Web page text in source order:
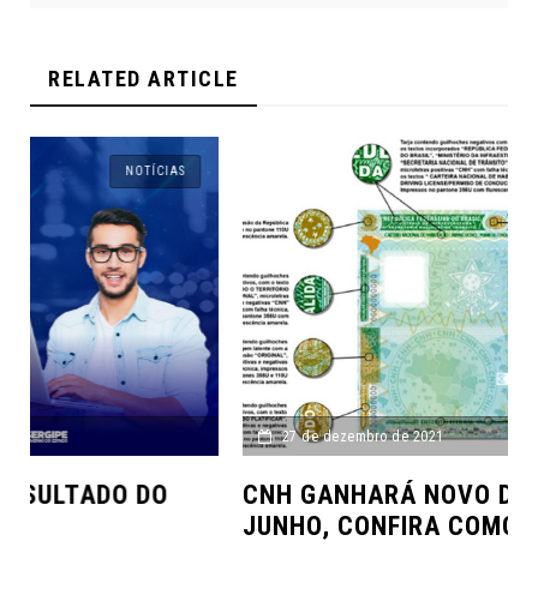
RELATED ARTICLE
AVISOS
CNH GANHARÁ NOVO DESENHO EM
JUNHO, CONFIRA COMO VAI FICAR